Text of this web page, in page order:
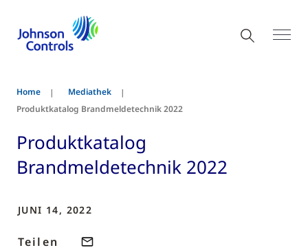
Home
Mediathek
Produktkatalog Brandmeldetechnik 2022
Produktkatalog
Brandmeldetechnik 2022
JUNI 14, 2022
Teilen